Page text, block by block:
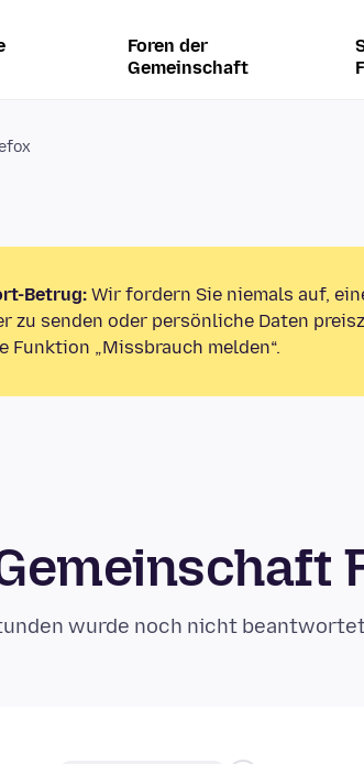
Foren der
Gemeinschaft
Betrug: Wir fordern Sie niemals auf,
zu senden oder persönliche Daten
„Missbrauch melden“.
wurde noch nicht